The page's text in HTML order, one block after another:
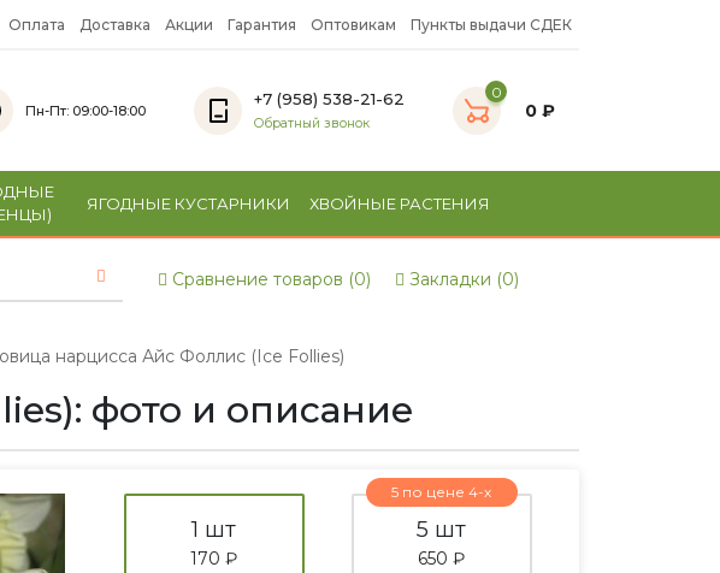
Оплата Доставка Акции Гарантия Оптовикам Пункты выдачи СДЕК
Пн-Пт: 09:00-18:00
+7 (958) 538-21-62
Обратный звонок
0
0 ₽
ЯГОДНЫЕ КУСТАРНИКИ ХВОЙНЫЕ РАСТЕНИЯ
Сравнение товаров (0) Закладки (0)
нарцисса Айс Фоллис (Ice Follies)
фото и описание
1 шт
170 ₽
5 по цене 4-х
5 шт
650 ₽